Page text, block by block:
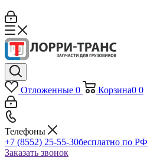
Отложенные 0 Корзина0 0
Телефоны
+7 (8552) 25-55-30бесплатно по РФ
Заказать звонок